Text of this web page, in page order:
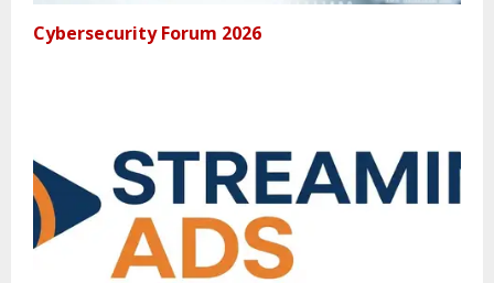
Cybersecurity Forum 2026